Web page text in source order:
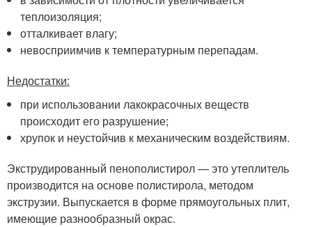
теплоизоляция;
отталкивает влагу;
невосприимчив к температурным перепадам.
Недостатки:
при использовании лакокрасочных веществ
происходит его разрушение;
хрупок и неустойчив к механическим воздействиям.
Экструдированный пенополистирол — это утеплитель
производится на основе полистирола, методом
экструзии. Выпускается в форме прямоугольных плит,
имеющие разнообразный окрас.